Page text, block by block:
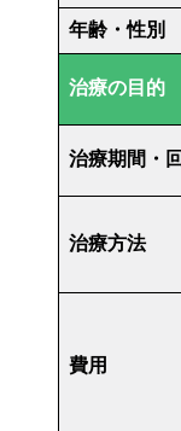
年齢・性別
治療の目的
治療期間・
治療方法
費用